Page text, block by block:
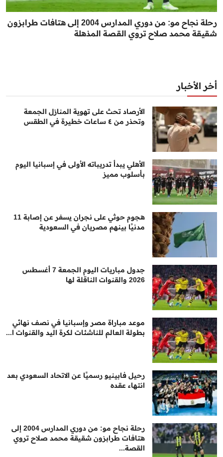
رحلة نجاح مو: من دوري المدارس 2004 إلى هتافات طرابزون
شقيقة محمد صلاح تروي القصة المذهلة
أخر الأخبار
الأرصاد تحث على تهوية المنازل الجمعة
وتحذر من ٤ ساعات خطيرة في الطقس
الأهلي يبدأ تدريباته الأولى في إسبانيا اليوم
بأسلوب مميز
هجوم حوثي على نجران يسفر عن إصابة 11
مدنيًا بينهم مصريان في السعودية
جدول مباريات اليوم الجمعة 7 أغسطس
2026 والقنوات الناقلة لها
موعد مباراة مصر وإسبانيا في نصف نهائي
بطولة العالم للناشئات لكرة اليد والقنوات ا...
رحيل فابينيو رسميًا عن الاتحاد السعودي بعد
انتهاء عقده
رحلة نجاح مو: من دوري المدارس 2004 إلى
هتافات طرابزون شقيقة محمد صلاح تروي
القصة...